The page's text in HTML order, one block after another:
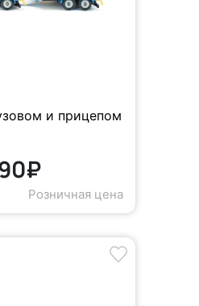
и прицепом
Розничная цена